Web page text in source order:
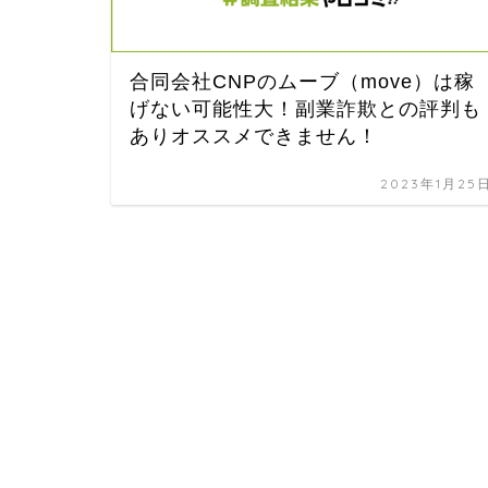
合同会社CNPのムーブ（move）は稼
げない可能性大！副業詐欺との評判も
ありオススメできません！
2023年1月25